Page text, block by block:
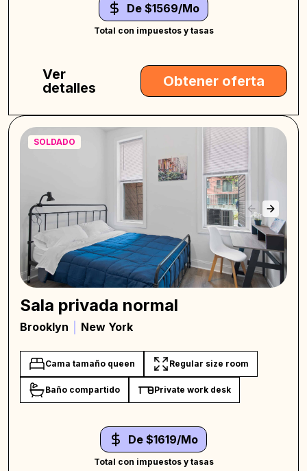
De $1569/Mo
Total con impuestos y tasas
Ver
detalles
Obtener oferta
SOLDADO
Sala privada normal
Brooklyn New York
Cama tamaño queen Regular size room
Baño compartido Private work desk
De $1619/Mo
Total con impuestos y tasas